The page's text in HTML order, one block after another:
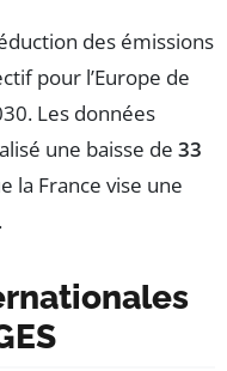
des émissions
pour l’Europe de
Les données
une baisse de 33
la France vise une